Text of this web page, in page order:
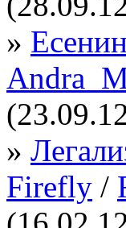
»
»
Firefly /